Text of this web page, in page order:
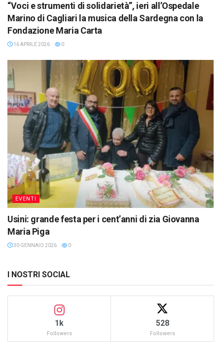
“Voci e strumenti di solidarietà”, ieri all’Ospedale
Marino di Cagliari la musica della Sardegna con la
Fondazione Maria Carta
16 APRILE 2026 0
EVENTI
Usini: grande festa per i cent’anni di zia Giovanna
Maria Piga
30 GENNAIO 2026 0
I NOSTRI SOCIAL
1k
Followers
528
Followers